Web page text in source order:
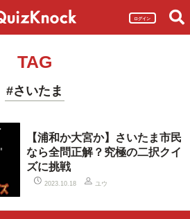
ログイン
TAG
#さいたま
【浦和か大宮か】さいたま市民
なら全問正解？究極の二択クイ
ズに挑戦
2023.10.18 ユウ